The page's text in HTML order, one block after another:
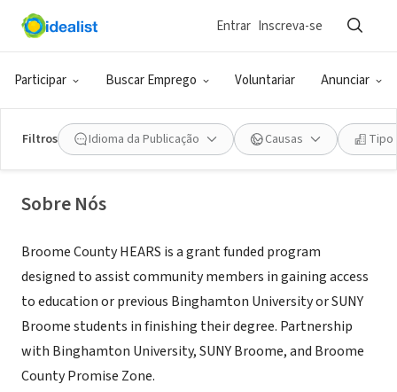
Participar Buscar Emprego Voluntariar Anunciar
Entrar Inscreva-se
Filtros Idioma da Publicação Causas Tipo
ONG (SETOR SOCIAL)
Broome County HEARS,
Binghamton University
Vestal, NY |www.binghamton.edu/student-affairs/hears/
Sobre Nós
Broome County HEARS is a grant funded program
designed to assist community members in gaining access
to education or previous Binghamton University or SUNY
Broome students in finishing their degree. Partnership
with Binghamton University, SUNY Broome, and Broome
County Promise Zone.